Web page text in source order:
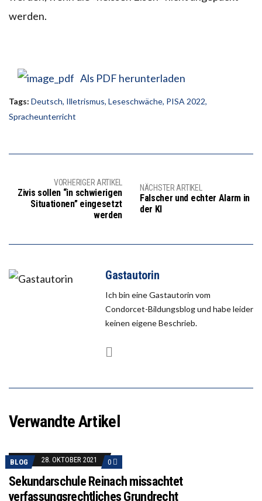
werden.
Als PDF herunterladen
Tags: Deutsch, Illetrismus, Leseschwäche, PISA 2022,
Spracheunterricht
VORHERIGER ARTIKEL
Zivis sollen “in schwierigen
Situationen” eingesetzt
werden
NÄCHSTER ARTIKEL
Falscher und echter Alarm in
der KI
Gastautorin
Ich bin eine Gastautorin vom
Condorcet-Bildungsblog und habe leider
keinen eigene Beschrieb.
Verwandte Artikel
BLOG 28. OKTOBER 2021 0
Sekundarschule Reinach missachtet
verfassungsrechtliches Grundrecht